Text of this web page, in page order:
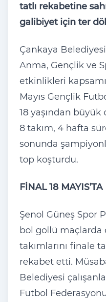
tatlı rekabetine
galibiyet için ter
Çankaya
Anma, Gençlik ve
etkinlikleri
Mayıs Gençlik
18 yaşından
8 takım, 4 hafta
sonunda
top koşturdu.
FİNAL 18 MAYIS’TA
Şenol Güneş Spor
bol gollü maçlarda
takımlarını finale
rekabet etti.
Belediyesi
Futbol